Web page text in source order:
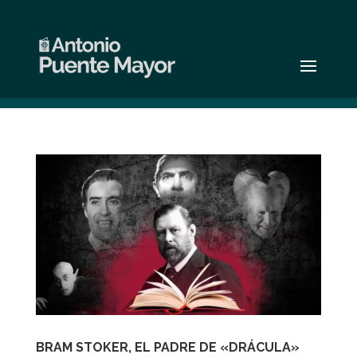
BRAM STOKER, EL PADRE DE «DRÁCULA»